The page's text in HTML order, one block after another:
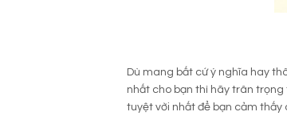
Dù mang bất cứ ý nghĩa hay
nhất cho bạn thì hãy trân
tuyệt vời nhất để bạn cảm thấy